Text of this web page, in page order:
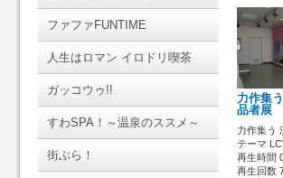
ファファFUNTIME
人生はロマン イロドリ喫茶
ガッコウゥ!!
すわSPA！～温泉のススメ～
街ぶら！
力作集
品者展
力作集う
テーマ
再生時間
再生回数